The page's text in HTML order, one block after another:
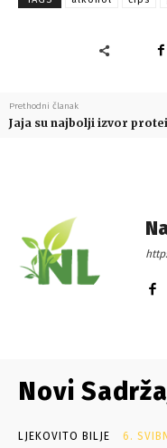
Prethodni članak
Jaja su najbolji izvor
Novi
LJEKOVITO BILJE 6.